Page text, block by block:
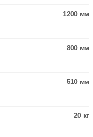
1200 мм
800 мм
510 мм
20 кг